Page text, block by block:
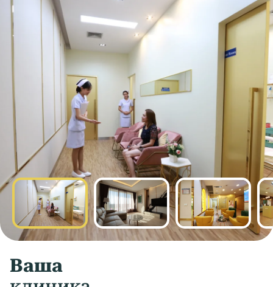
Ваша